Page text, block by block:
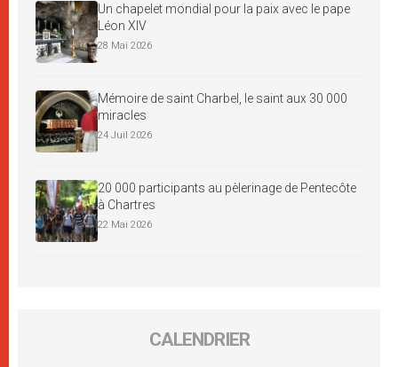
Un chapelet mondial pour la paix avec le pape
Léon XIV
28 Mai 2026
Mémoire de saint Charbel, le saint aux 30 000
miracles
24 Juil 2026
20 000 participants au pèlerinage de Pentecôte
à Chartres
22 Mai 2026
CALENDRIER